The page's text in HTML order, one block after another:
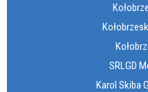
SRLGD
Karol Skiba